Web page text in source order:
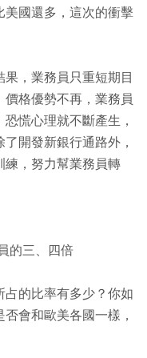
美國還多，這次的衝擊
，業務員只重短期目
格優勢不再，業務員
慌心理就不斷產生，
開發新銀行通路外，
練，努力幫業務員轉
的三、四倍
占的比率有多少？你如
會和歐美各國一樣，